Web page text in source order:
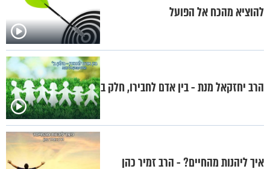
להוציא מהכח אל הפועל
הרב יחזקאל מנת - בין אדם לחבירו, חלק ב
איך ליהנות מהחיים? - הרב זמיר כהן